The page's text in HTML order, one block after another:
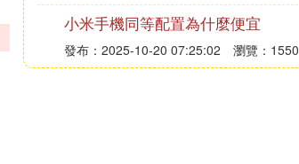
小米手機同等配置為什麼便宜
發布：2025-10-20 07:25:02 瀏覽：1550